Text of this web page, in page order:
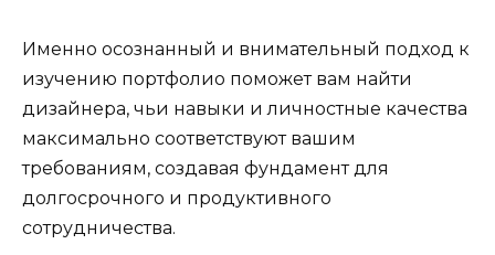
Именно осознанный и внимательный подход к
изучению портфолио поможет вам найти
дизайнера, чьи навыки и личностные качества
максимально соответствуют вашим
требованиям, создавая фундамент для
долгосрочного и продуктивного
сотрудничества.